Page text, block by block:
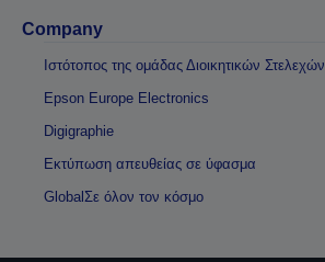
Company
Ιστότοπος της ομάδας Διοικητικών Στελεχών
Epson Europe Electronics
Digigraphie
Εκτύπωση απευθείας σε ύφασμα
GlobalΣε όλον τον κόσμο